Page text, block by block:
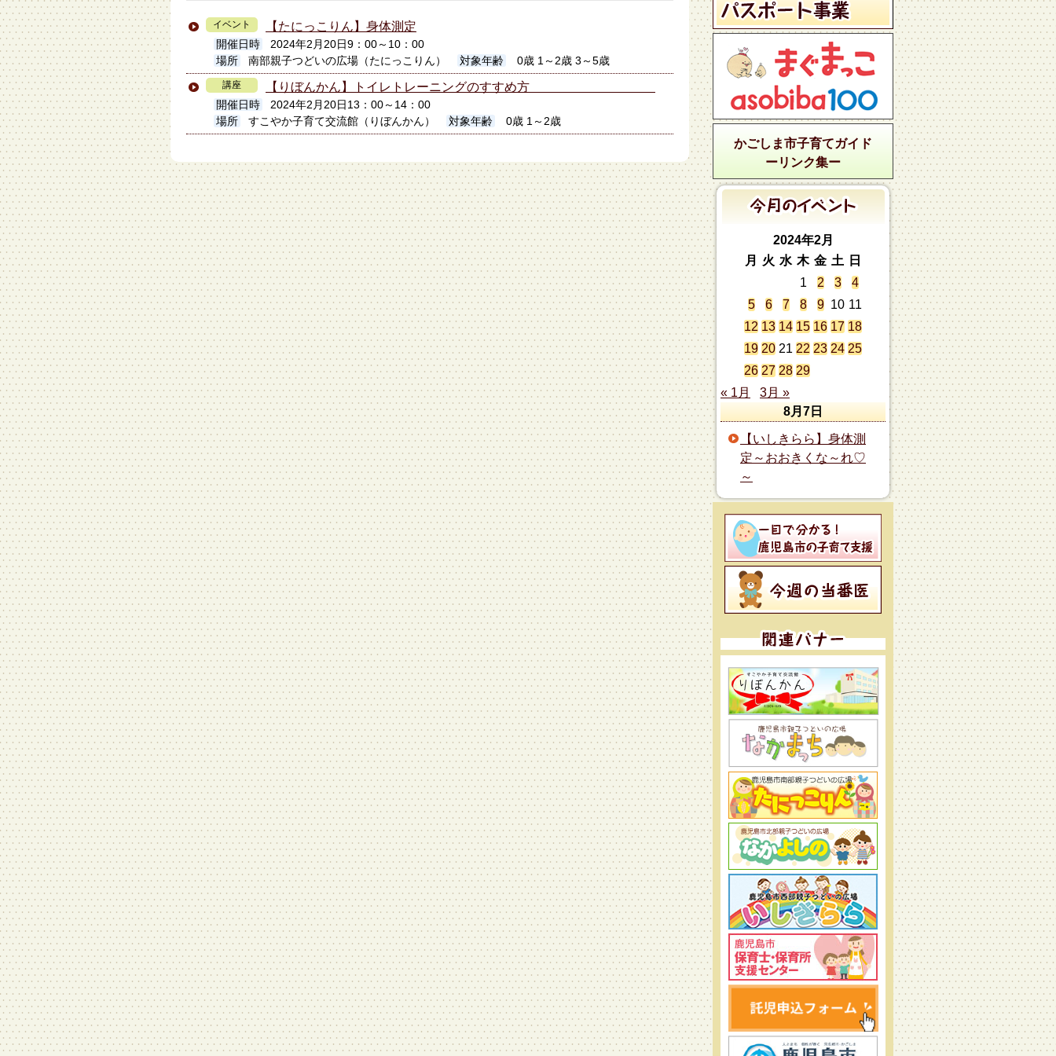
イベント 【たにっこりん】身体測定
開催日時
2024年2月20日9：00～10：00
場所
南部親子つどいの広場（たにっこりん） 対象年齢 0歳 1～2歳 3～5歳
講座 【りぼんかん】トイレトレーニングのすすめ方
開催日時
2024年2月20日13：00～14：00
場所
すこやか子育て交流館（りぼんかん） 対象年齢 0歳 1～2歳
かごしま市子育てガイド
ーリンク集ー
2024年2月
月
火 水 木 金 土
日
1
2 3
4
5
6 7 8 9 10 11
12 13 14 15 16 17 18
19 20 21 22 23 24 25
26 27 28 29
« 1月
3月 »
8月7日
【いしきらら】身体測
定～おおきくな～れ♡
～